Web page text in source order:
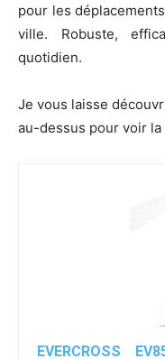
pour les
ville. Robuste,
quotidien.
Je vous laisse
au-dessus pour voir
EVERCROSS